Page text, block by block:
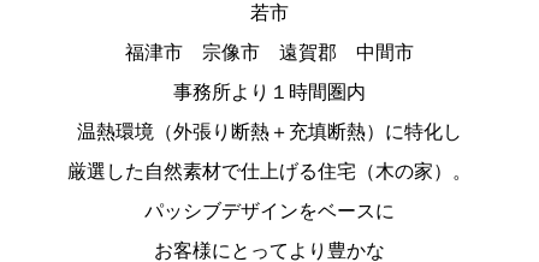
若市
福津市 宗像市 遠賀郡 中間市
事務所より１時間圏内
温熱環境（外張り断熱＋充填断熱）に特化し
厳選した自然素材で仕上げる住宅（木の家）。
パッシブデザインをベースに
お客様にとってより豊かな